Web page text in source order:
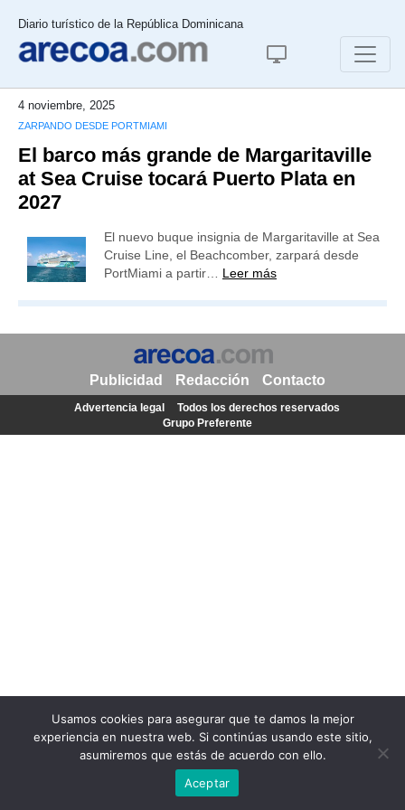
Diario turístico de la República Dominicana
4 noviembre, 2025
ZARPANDO DESDE PORTMIAMI
El barco más grande de Margaritaville
at Sea Cruise tocará Puerto Plata en
2027
El nuevo buque insignia de Margaritaville at Sea
Cruise Line, el Beachcomber, zarpará desde
PortMiami a partir… Leer más
Usamos cookies para asegurar que te damos la mejor
experiencia en nuestra web. Si continúas usando este sitio,
asumiremos que estás de acuerdo con ello.
Aceptar
Publicidad Redacción Contacto
Advertencia legal
Todos los derechos reservados
Grupo Preferente